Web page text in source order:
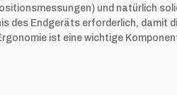
und natürlich
des Endgeräts erforderlich, damit
ist eine wichtige